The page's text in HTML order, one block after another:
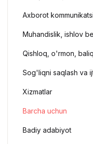
Axborot
Muhandislik, ishlov
Qishloq, o'rmon,
Sog'liqni saqlash va
Xizmatlar
Barcha uchun
Badiy adabiyot